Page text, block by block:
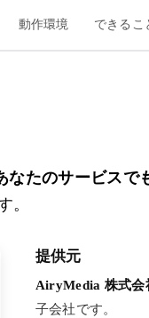
動作環境 できるこ
なたのサービスで
。
提供元
AiryMedia 株式会
子会社です。